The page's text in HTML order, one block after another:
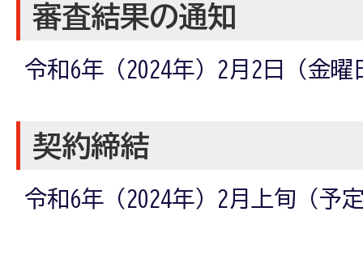
審査結果の通知
令和6年（2024年）2月2日（金
契約締結
令和6年（2024年）2月上旬（予